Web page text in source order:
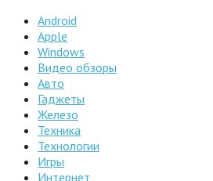
Android
Apple
Windows
Видео обзоры
Авто
Гаджеты
Железо
Техника
Технологии
Игры
Интернет